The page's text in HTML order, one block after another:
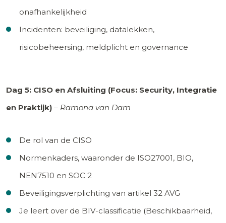
onafhankelijkheid
Incidenten: beveiliging, datalekken,
risicobeheersing, meldplicht en governance
Dag 5: CISO en Afsluiting (Focus: Security, Integratie
en Praktijk) – Ramona van Dam
De rol van de CISO
Normenkaders, waaronder de ISO27001, BIO,
NEN7510 en SOC 2
Beveiligingsverplichting van artikel 32 AVG
Je leert over de BIV-classificatie (Beschikbaarheid,